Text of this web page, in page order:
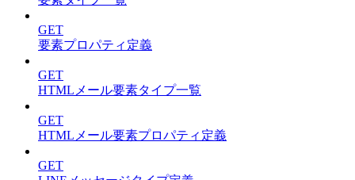
GET
要素プロパティ定義
GET
HTMLメール要素タイプ一覧
GET
HTMLメール要素プロパティ定義
GET